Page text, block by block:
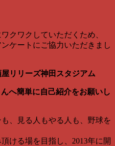
クワクしていただくため、
ケートにご協力いただきまし
リリーズ神田スタジアム
へ簡単に自己紹介をお願いし
、見る人もやる人も、野球を
ける場を目指し、2013年に開